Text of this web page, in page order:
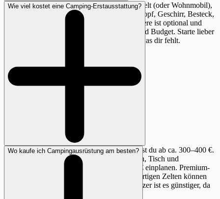
Die absolute Grundausstattung besteht aus: Zelt (oder Wohnmobil),
Schlafsack, Isomatte, Campingkocher, Kochtopf, Geschirr, Besteck,
Taschenlampe und Erste-Hilfe-Set. Alles andere ist optional und
richtet sich nach deinem Komfortanspruch und Budget. Starte lieber
mit wenig und kaufe nach, wenn du merkst was dir fehlt.
Wie viel kostet eine Camping-Erstausstattung?
Eine Basis-Ausstattung zum Zelten bekommst du ab ca. 300–400 €.
Für ein komfortables Setup mit guten Stühlen, Tisch und
ordentlichem Kocher solltest du 700–1.000 € einplanen. Premium-
Ausstattungen mit Powerstation und hochwertigen Zelten können
1.500–2.500 € kosten. Für Wohnmobil-Besitzer ist es günstiger, da
Wo kaufe ich Campingausrüstung am besten?